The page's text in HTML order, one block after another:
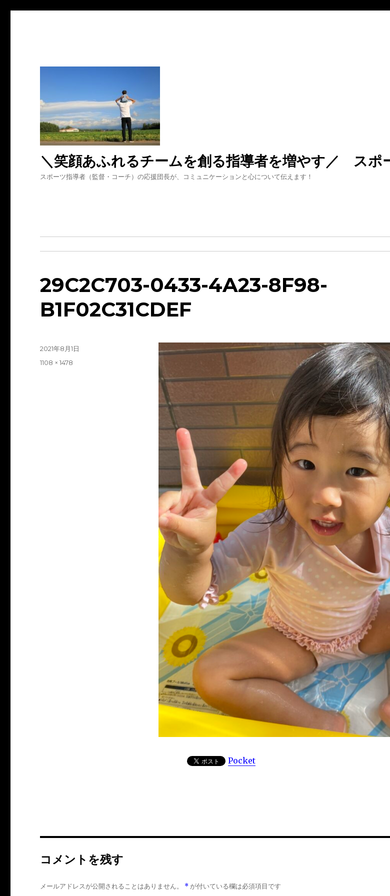
＼笑顔あふれるチームを創る指導者を増やす／ スポ
スポーツ指導者（監督・コーチ）の応援団長が、コミュニケーションと心について伝えます！
29C2C703-0433-4A23-8F98-
B1F02C31CDEF
Pocket
投
2021年8月1日
フ
1108 × 1478
コメントを残す
メールアドレスが公開されることはありません。 * が付いている欄は必須項目です